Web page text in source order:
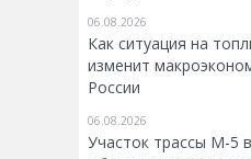
06.08.2026
Как ситуация на
изменит
России
06.08.2026
Участок трассы М-5